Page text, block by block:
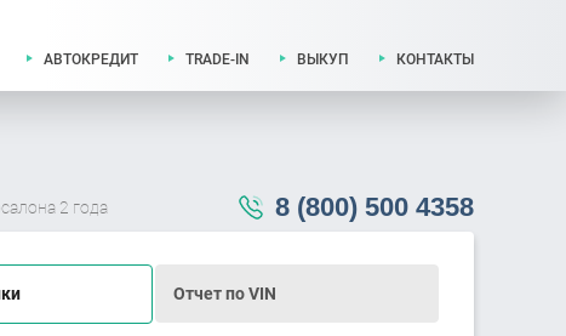
АВТОКРЕДИТ TRADE-IN ВЫКУП КОНТАКТЫ
2 года 8 (800) 500 4358
Отчет по VIN